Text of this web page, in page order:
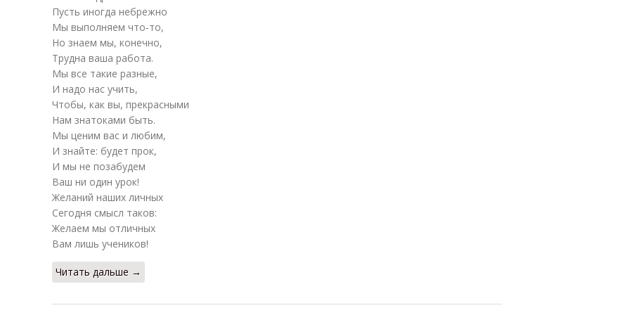
Пусть иногда небрежно
Мы выполняем что-то,
Но знаем мы, конечно,
Трудна ваша работа.
Мы все такие разные,
И надо нас учить,
Чтобы, как вы, прекрасными
Нам знатоками быть.
Мы ценим вас и любим,
И знайте: будет прок,
И мы не позабудем
Ваш ни один урок!
Желаний наших личных
Сегодня смысл таков:
Желаем мы отличных
Вам лишь учеников!
Читать дальше →